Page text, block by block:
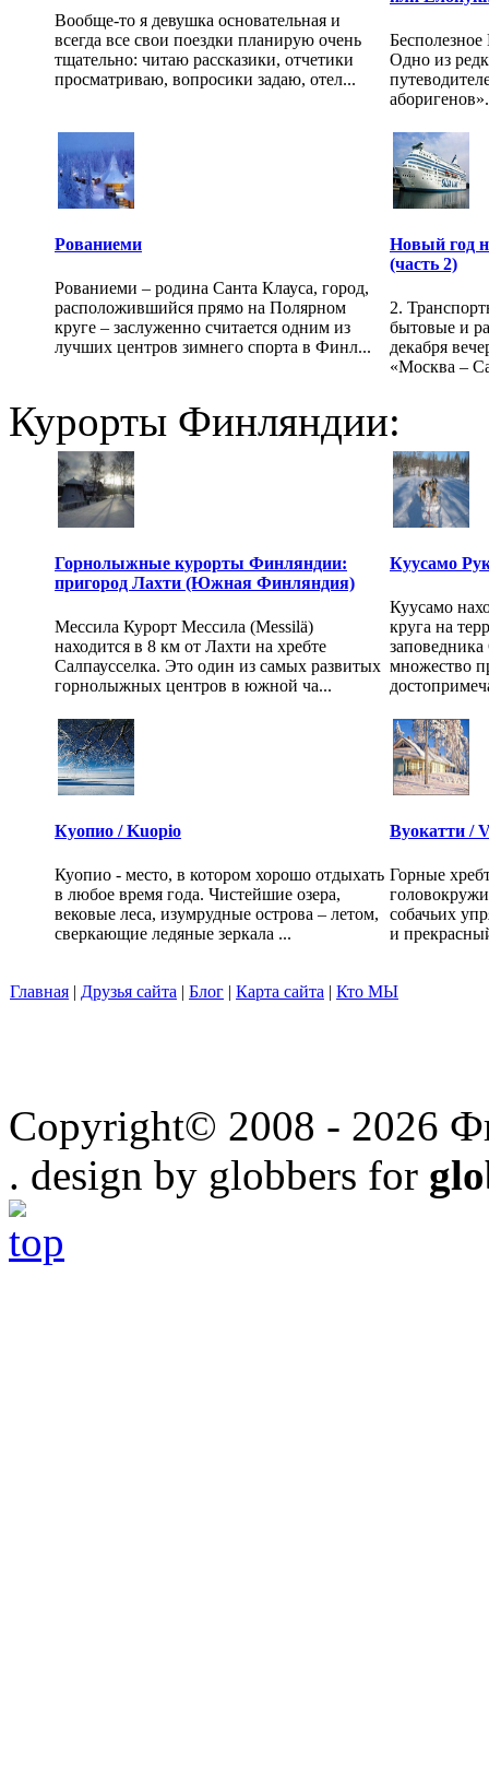
Вообще-то я девушка основательная и
всегда все свои поездки планирую очень
тщательно: читаю рассказики, отчетики
просматриваю, вопросики задаю, отел...
Одно из
Рованиеми
Рованиеми – родина Санта Клауса, город,
расположившийся прямо на Полярном
круге – заслуженно считается одним из
лучших центров зимнего спорта в Финл...
Новый год
(часть 2)
2.
бытовые и
декабря
«Москва –
Курорты Финляндии:
Горнолыжные курорты Финляндии:
пригород Лахти (Южная Финляндия)
Мессила Курорт Мессила (Messilä)
находится в 8 км от Лахти на хребте
Салпаусселка. Это один из самых развитых
горнолыжных центров в южной ча...
Куусамо
Куусамо
круга на
множество
Куопио / Kuopio
Куопио - место, в котором хорошо отдыхать
в любое время года. Чистейшие озера,
вековые леса, изумрудные острова – летом,
сверкающие ледяные зеркала ...
Вуокатти /
Горные
собачьих
и
Главная | Друзья сайта | Блог | Карта сайта | Кто МЫ
Copyright© 2008 - 2026
. design by globbers for